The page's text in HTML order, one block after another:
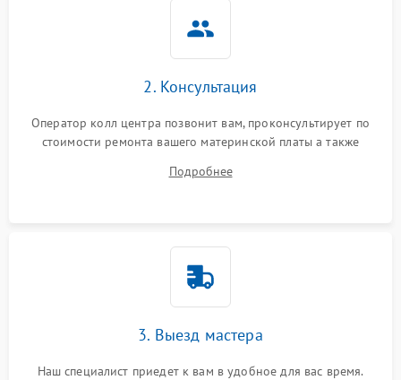
2. Консультация
Оператор колл центра позвонит вам, проконсультирует по
стоимости ремонта вашего материнской платы а также
Подробнее
3. Выезд мастера
Наш специалист приедет к вам в удобное для вас время.